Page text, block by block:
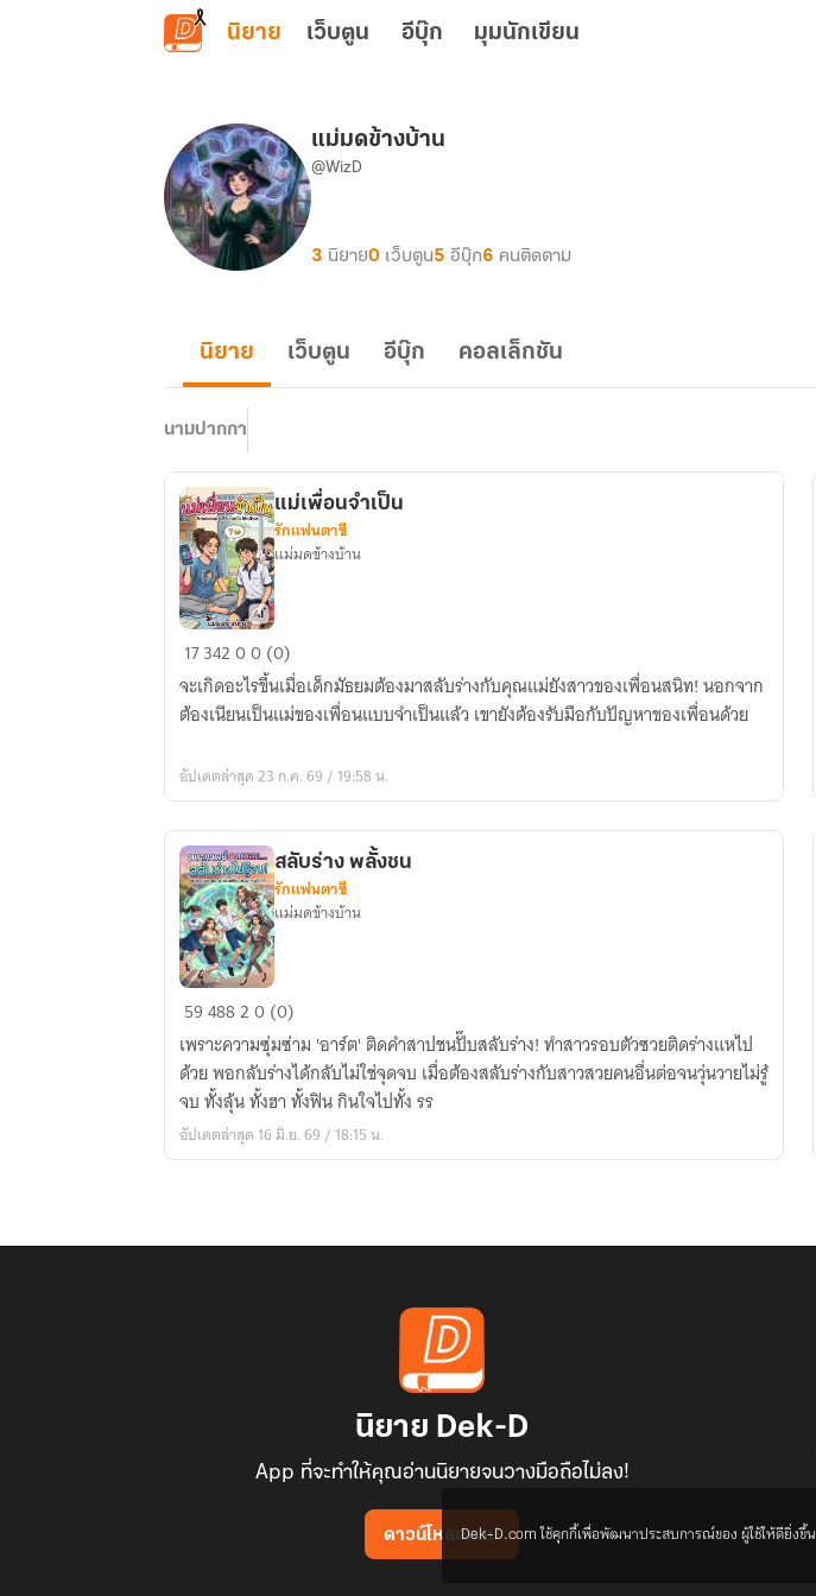
ข้ามไปยังเนื้อหาหลัก
นิยาย เว็บตูน อีบุ๊ก มุมนักเขียน
แม่มดข้างบ้าน
@WizD
3 นิยาย0 เว็บตูน5 อีบุ๊ก6 คนติดตาม
นิยาย เว็บตูน อีบุ๊ก คอลเล็กชัน
นามปากกา
แม่
เพื่อน
จำเป็น
แม่เพื่อนจำเป็น
รักแฟนตาซี
แม่มดข้างบ้าน
1734200 (0)
จะเกิดอะไรขึ้นเมื่อเด็กมัธยมต้องมาสลับร่างกับคุณแม่ยังสาวของเพื่อนสนิท! นอกจาก
ต้องเนียนเป็นแม่ของเพื่อนแบบจำเป็นแล้ว เขายังต้องรับมือกับปัญหาของเพื่อนด้วย
อัปเดตล่าสุด 23 ก.ค. 69 / 19:58 น.
สลับ
พลั้ง
ชน
สลับร่าง พลั้งชน
รักแฟนตาซี
แม่มดข้างบ้าน
5948820 (0)
เพราะความซุ่มซ่าม 'อาร์ต' ติดคำสาปชนปั๊บสลับร่าง! ทำสาวรอบตัวซวยติดร่างแหไป
ด้วย พอกลับร่างได้กลับไม่ใช่จุดจบ เมื่อต้องสลับร่างกับสาวสวยคนอื่นต่อจนวุ่นวายไม่รู้
จบ ทั้งลุ้น ทั้งฮา ทั้งฟิน กินใจไปทั้ง รร
อัปเดตล่าสุด 16 มิ.ย. 69 / 18:15 น.
นิยาย Dek-D
App ที่จะทำให้คุณอ่านนิยายจนวางมือถือไม่ลง!
ดาวน์โหลดแอปDek-D.com ใช้คุกกี้เพื่อพัฒนาประสบการณ์ของ ผู้ใช้ให้ดียิ่งขึ้น